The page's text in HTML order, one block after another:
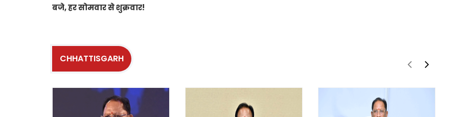
बजे, हर सोमवार से शुक्रवार!
CHHATTISGARH